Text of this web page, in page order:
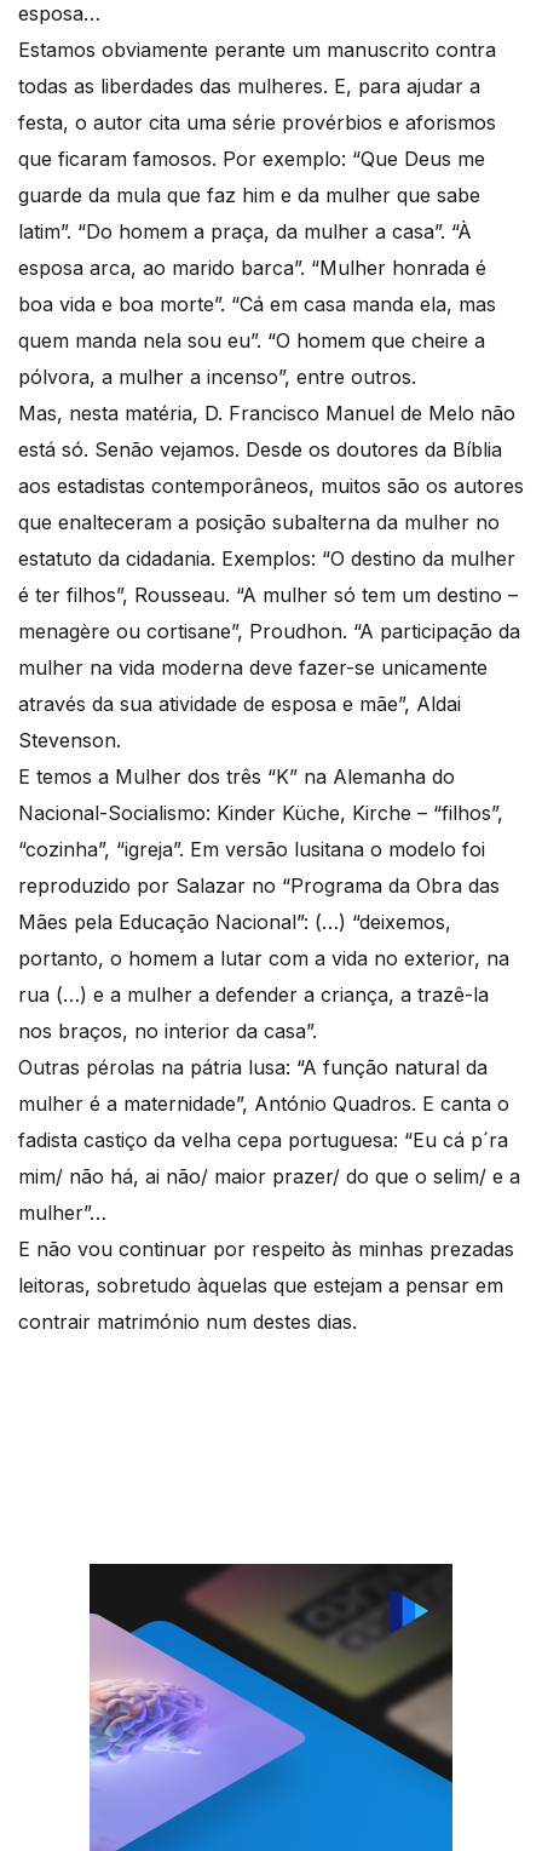
esposa…
Estamos obviamente perante um manuscrito contra
todas as liberdades das mulheres. E, para ajudar a
festa, o autor cita uma série provérbios e aforismos
que ficaram famosos. Por exemplo: “Que Deus me
guarde da mula que faz him e da mulher que sabe
latim”. “Do homem a praça, da mulher a casa”. “À
esposa arca, ao marido barca”. “Mulher honrada é
boa vida e boa morte”. “Cá em casa manda ela, mas
quem manda nela sou eu”. “O homem que cheire a
pólvora, a mulher a incenso”, entre outros.
Mas, nesta matéria, D. Francisco Manuel de Melo não
está só. Senão vejamos. Desde os doutores da Bíblia
aos estadistas contemporâneos, muitos são os autores
que enalteceram a posição subalterna da mulher no
estatuto da cidadania. Exemplos: “O destino da mulher
é ter filhos”, Rousseau. “A mulher só tem um destino –
menagère ou cortisane”, Proudhon. “A participação da
mulher na vida moderna deve fazer-se unicamente
através da sua atividade de esposa e mãe”, Aldai
Stevenson.
E temos a Mulher dos três “K” na Alemanha do
Nacional-Socialismo: Kinder Küche, Kirche – “filhos”,
“cozinha”, “igreja”. Em versão lusitana o modelo foi
reproduzido por Salazar no “Programa da Obra das
Mães pela Educação Nacional”: (…) “deixemos,
portanto, o homem a lutar com a vida no exterior, na
rua (…) e a mulher a defender a criança, a trazê-la
nos braços, no interior da casa”.
Outras pérolas na pátria lusa: “A função natural da
mulher é a maternidade”, António Quadros. E canta o
fadista castiço da velha cepa portuguesa: “Eu cá p´ra
mim/ não há, ai não/ maior prazer/ do que o selim/ e a
mulher”…
E não vou continuar por respeito às minhas prezadas
leitoras, sobretudo àquelas que estejam a pensar em
contrair matrimónio num destes dias.